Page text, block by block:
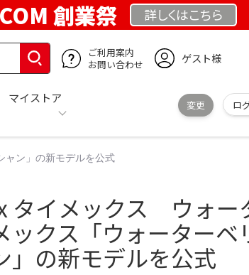
創業祭 詳しくはこちら
ご利用案内
お問い合わせ
ゲスト様
マイストア
変更 ロ
ン」の新モデルを公式
タイメックス ウォー
ックス「ウォーターベ
」の新モデルを公式